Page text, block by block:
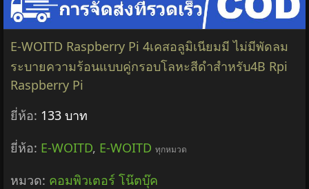
E-WOITD Raspberry Pi 4เคสอลูมิเนียมมี ไม่มีพัดลม
ระบายความร้อนแบบคู่กรอบโลหะสีดำสำหรับ4B Rpi
Raspberry Pi
ยี่ห้อ: 133 บาท
ยี่ห้อ: E-WOITD, E-WOITD ทุกหมวด
หมวด: คอมพิวเตอร์ โน๊ตบุ๊ค